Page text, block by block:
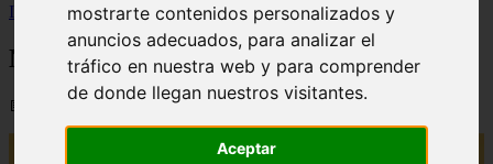
mostrarte contenidos personalizados y
anuncios adecuados, para analizar el
tráfico en nuestra web y para comprender
de donde llegan nuestros visitantes.
Aceptar
Inicio
gatos2 >Nombres para Gatos Hembra Disney
Nombres para Gatos Hembra Disney
📅 12/06/2025